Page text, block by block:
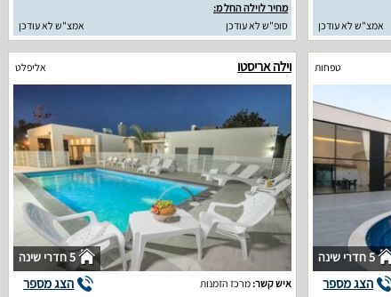
אמצ"ש לא עודכן
מחיר לוילה החל מ:
סופ"ש לא עודכן
אמצ"ש לא עודכן
טפחות
5 חדרי שינה
הצג מספר
וילה אריסטו אליפלט
5 חדרי שינה
איש קשר:מרכז הזמנות הצג מספר